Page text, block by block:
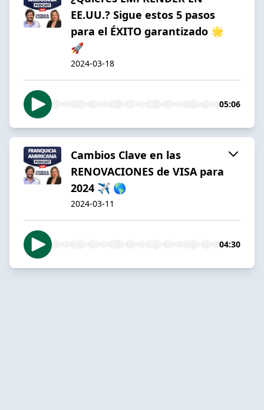
EE.UU.? Sigue estos 5 pasos
para el ÉXITO garantizado 🌟
🚀
2024-03-18
05:06
Cambios Clave en las
RENOVACIONES de VISA para
2024 ✈️ 🌎
2024-03-11
04:30